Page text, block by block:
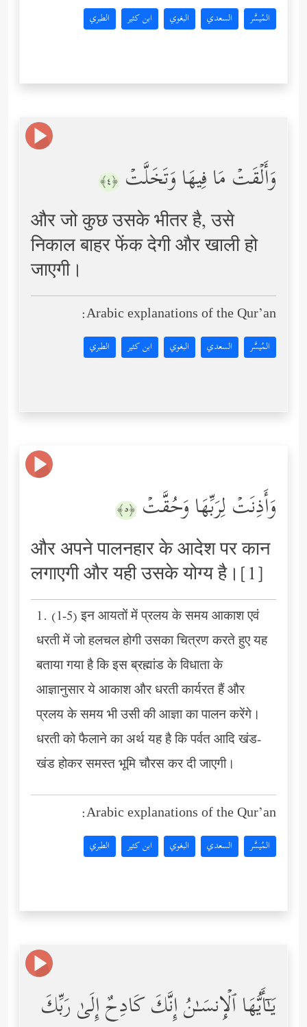
المُيسَّر السعدي البغوي ابن كثير الطبري
وَأَلۡقَتۡ مَا فِیهَا وَتَخَلَّتۡ ﴿٤﴾
और जो कुछ उसके भीतर है, उसे
निकाल बाहर फेंक देगी और खाली हो
जाएगी।
Arabic explanations of the Qur’an:
المُيسَّر السعدي البغوي ابن كثير الطبري
وَأَذِنَتۡ لِرَبِّهَا وَحُقَّتۡ ﴿٥﴾
और अपने पालनहार के आदेश पर कान
लगाएगी और यही उसके योग्य है।[1]
1. (1-5) इन आयतों में प्रलय के समय आकाश एवं
धरती में जो हलचल होगी उसका चित्रण करते हुए यह
बताया गया है कि इस ब्रह्मांड के विधाता के
आज्ञानुसार ये आकाश और धरती कार्यरत हैं और
प्रलय के समय भी उसी की आज्ञा का पालन करेंगे।
धरती को फैलाने का अर्थ यह है कि पर्वत आदि खंड-
खंड होकर समस्त भूमि चौरस कर दी जाएगी।
Arabic explanations of the Qur’an:
المُيسَّر السعدي البغوي ابن كثير الطبري
یَـٰۤأَیُّهَا ٱلۡإِنسَـٰنُ إِنَّكَ كَادِحٌ إِلَىٰ رَبِّكَ